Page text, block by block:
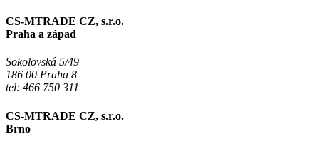
CS-MTRADE CZ, s.r.o.
Praha a západ
Sokolovská 5/49
186 00 Praha 8
tel: 466 750 311
CS-MTRADE CZ, s.r.o.
Brno